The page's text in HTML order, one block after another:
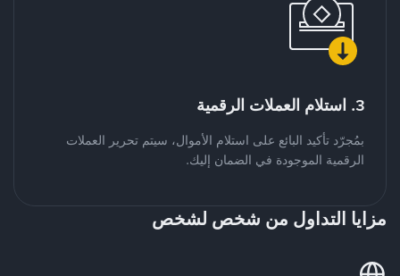
3. استلام العملات الرقمية
بمُجرّد تأكيد البائع على استلام الأموال، سيتم تحرير العملات
الرقمية الموجودة في الضمان إليك.
مزايا التداول من شخص لشخص